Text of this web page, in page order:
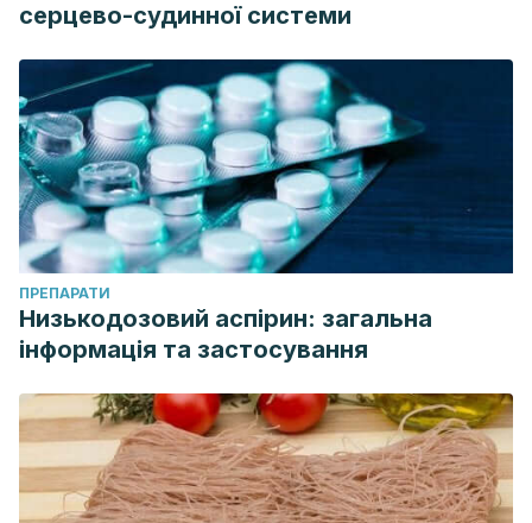
серцево-судинної системи
ПРЕПАРАТИ
Низькодозовий аспірин: загальна
інформація та застосування